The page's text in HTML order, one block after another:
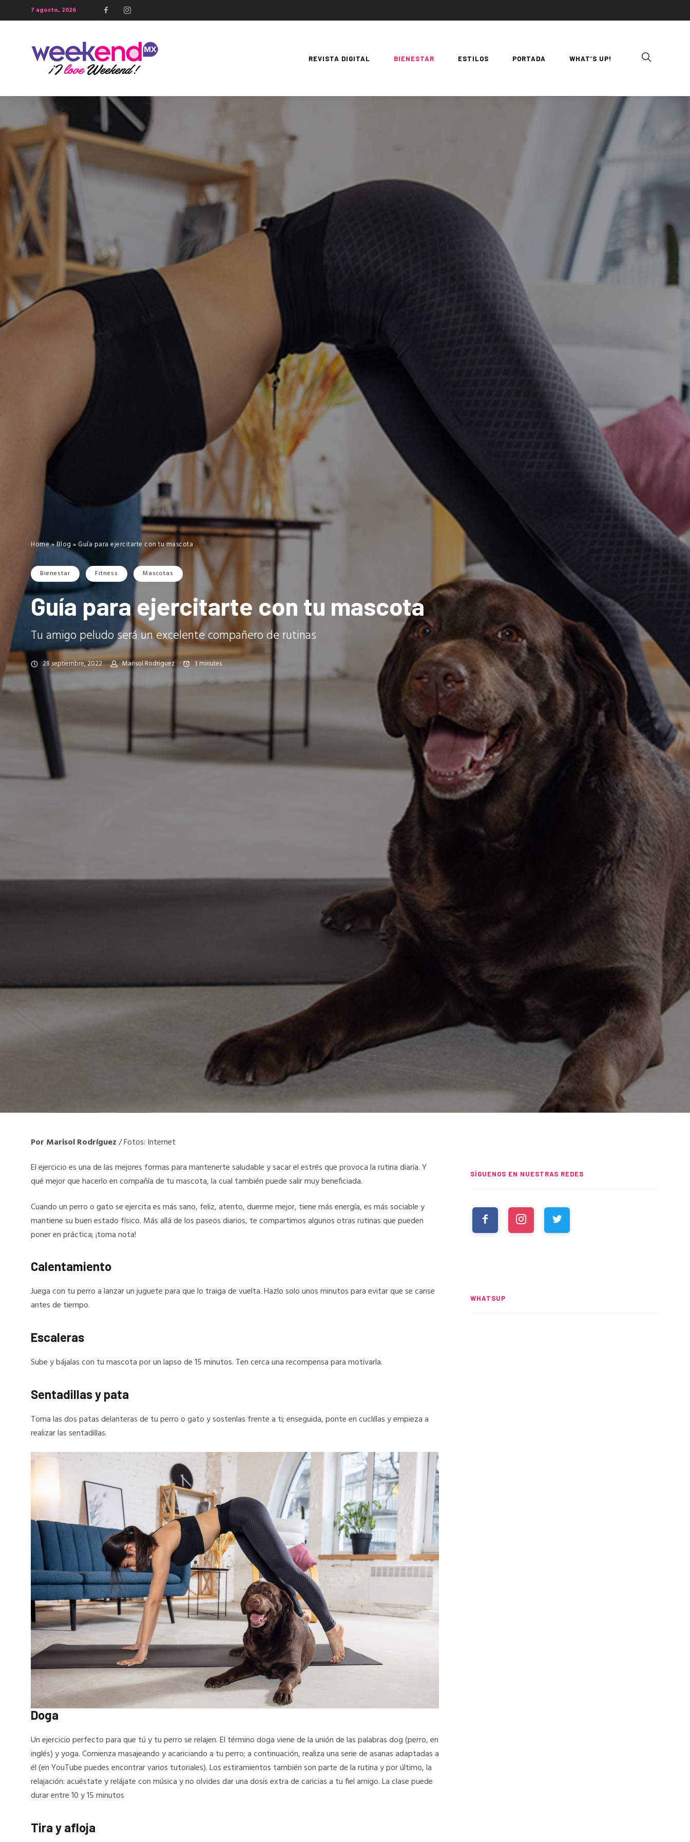
7 agosto, 2026
REVISTA DIGITAL BIENESTAR ESTILOS PORTADA WHAT’S UP!
Home»Blog »Guía para ejercitarte con tu mascota
Bienestar Fitness Mascotas
Guía para ejercitarte con tu mascota
Tu amigo peludo será un excelente compañero de rutinas
28 septiembre, 2022 Marisol Rodriguez 3minutes
Por Marisol Rodríguez/ Fotos: Internet
El ejercicio es una de las mejores formas para mantenerte saludable y sacar el estrés que provoca la rutina diaria. Y
qué mejor que hacerlo en compañía de tu mascota, la cual también puede salir muy beneficiada.
Cuando un perro o gato se ejercita es más sano, feliz, atento, duerme mejor, tiene más energía, es más sociable y
mantiene su buen estado físico. Más allá de los paseos diarios, te compartimos algunos otras rutinas que pueden
poner en práctica; ¡toma nota!
Calentamiento
Juega con tu perro a lanzar un juguete para que lo traiga de vuelta. Hazlo solo unos minutos para evitar que se canse
antes de tiempo.
Escaleras
Sube y bájalas con tu mascota por un lapso de 15 minutos. Ten cerca una recompensa para motivarla.
Sentadillas y pata
Toma las dos patas delanteras de tu perro o gato y sostenlas frente a ti; enseguida, ponte en cuclillas y empieza a
realizar las sentadillas.
Doga
Un ejercicio perfecto para que tú y tu perro se relajen. El término doga viene de la unión de las palabras dog (perro, en
inglés) y yoga. Comienza masajeando y acariciando a tu perro; a continuación, realiza una serie de asanas adaptadas a
él (en YouTube puedes encontrar varios tutoriales). Los estiramientos también son parte de la rutina y por último, la
relajación: acuéstate y relájate con música y no olvides dar una dosis extra de caricias a tu fiel amigo. La clase puede
durar entre 10 y 15 minutos
Tira y afloja
SÍGUENOS EN NUESTRAS REDES
WHATSUP